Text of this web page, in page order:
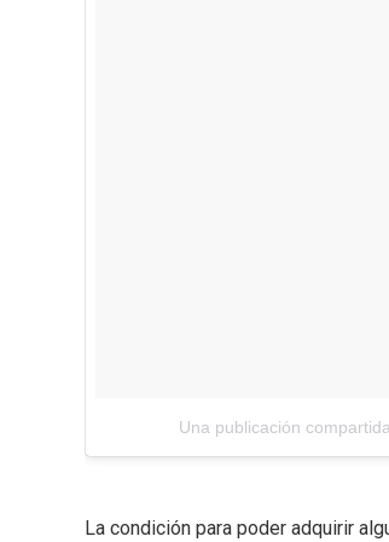
Una publicación
La condición para poder adquirir